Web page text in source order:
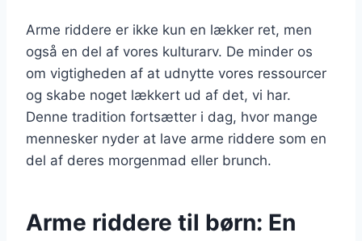
Arme riddere er ikke kun en lækker ret, men
også en del af vores kulturarv. De minder os
om vigtigheden af at udnytte vores ressourcer
og skabe noget lækkert ud af det, vi har.
Denne tradition fortsætter i dag, hvor mange
mennesker nyder at lave arme riddere som en
del af deres morgenmad eller brunch.
Arme riddere til børn: En